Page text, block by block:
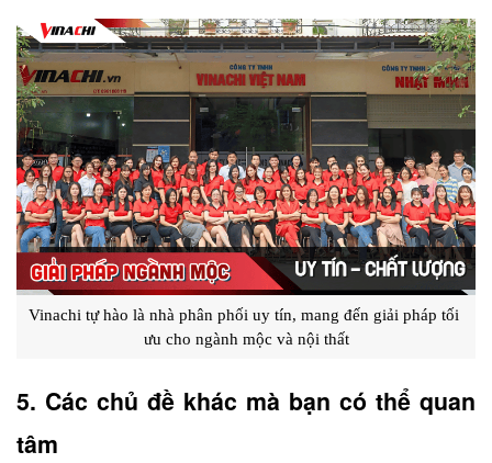
Vinachi tự hào là nhà phân phối uy tín, mang đến giải pháp tối
ưu cho ngành mộc và nội thất
5. Các chủ đề khác mà bạn có thể quan
tâm